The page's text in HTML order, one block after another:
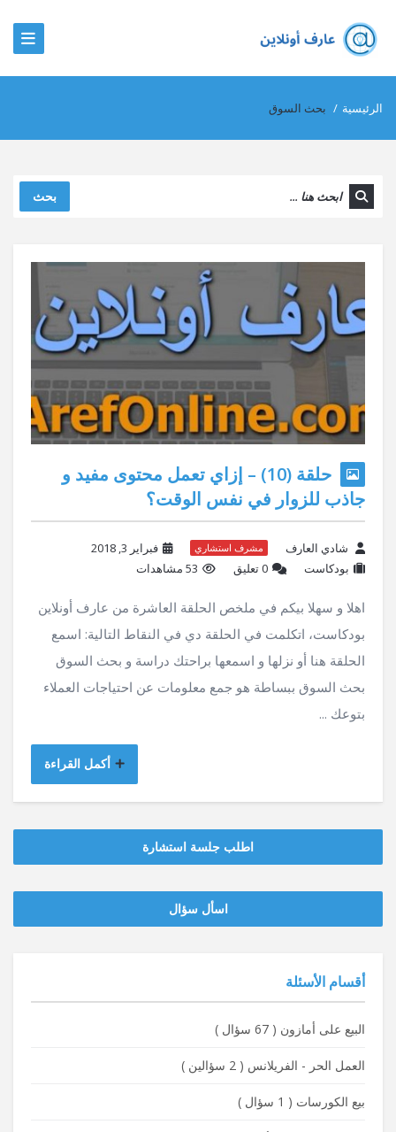
الرئيسية / بحث السوق
بحث
حلقة (10) – إزاي تعمل محتوى مفيد و
جاذب للزوار في نفس الوقت؟
شادي العارف مشرف استشاري
فبراير 3, 2018
بودكاست
‫0 تعليق 53 مشاهدات
اهلا و سهلا بيكم في ملخص الحلقة العاشرة من عارف أونلاين
بودكاست، اتكلمت في الحلقة دي في النقاط التالية: اسمع
الحلقة هنا أو نزلها و اسمعها براحتك دراسة و بحث السوق
بحث السوق ببساطة هو جمع معلومات عن احتياجات العملاء
بتوعك ...
أكمل القراءة
اطلب جلسة استشارة
‫‫اسأل سؤال
أقسام الأسئلة
البيع على أمازون ( 67 سؤال )
العمل الحر - الفريلانس ( 2 سؤالين )
بيع الكورسات ( 1 سؤال )